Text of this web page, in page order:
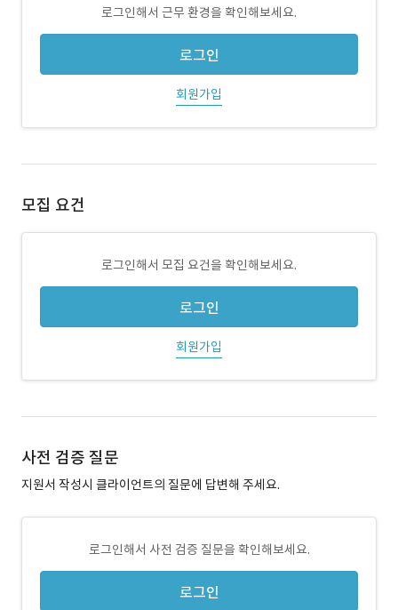
로그인해서 근무 환경을 확인해보세요.
로그인
회원가입
모집 요건
로그인해서 모집 요건을 확인해보세요.
로그인
회원가입
사전 검증 질문
지원서 작성시 클라이언트의 질문에 답변해 주세요.
로그인해서 사전 검증 질문을 확인해보세요.
로그인